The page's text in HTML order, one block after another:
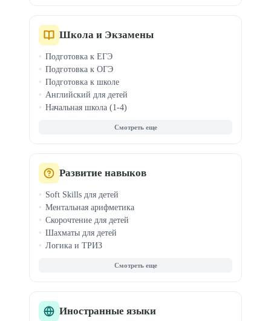
Граф. дизайн для детей
3D-моделирование
Школа и Экзамены
Подготовка к ЕГЭ
Подготовка к ОГЭ
Подготовка к школе
Английский для детей
Начальная школа (1-4)
Чтение и правописание
Логопед для детей
Развитие навыков
Soft Skills для детей
Ментальная арифметика
Скорочтение для детей
Шахматы для детей
Логика и ТРИЗ
Эмоциональный интеллект
Анимация для детей
Иностранные языки